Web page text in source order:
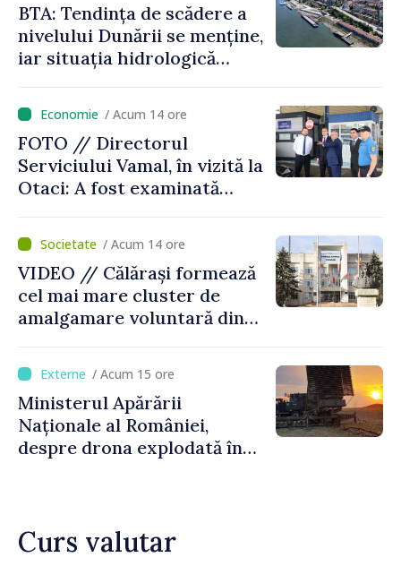
BTA: Tendința de scădere a
nivelului Dunării se menține,
iar situația hidrologică
/ Acum 14 ore
FOTO // Directorul
Serviciului Vamal, în vizită la
Otaci: A fost examinată
control vamal cu un scanner
performant/ Acum 14 ore
VIDEO // Călărași formează
cel mai mare cluster de
amalgamare voluntară din
orășenesc a aprobat decizia
finală
/ Acum 15 ore
Ministerul Apărării
Naționale al României,
despre drona explodată în
Curs valutar